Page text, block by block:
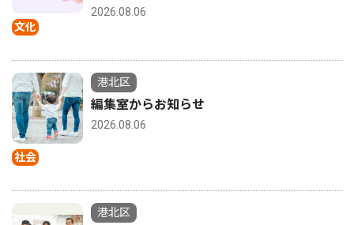
文化
2026.08.06
社会
港北区
編集室からお知らせ
2026.08.06
港北区